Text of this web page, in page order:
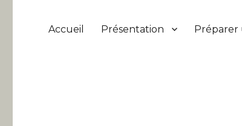
Accueil Présentation Préparer